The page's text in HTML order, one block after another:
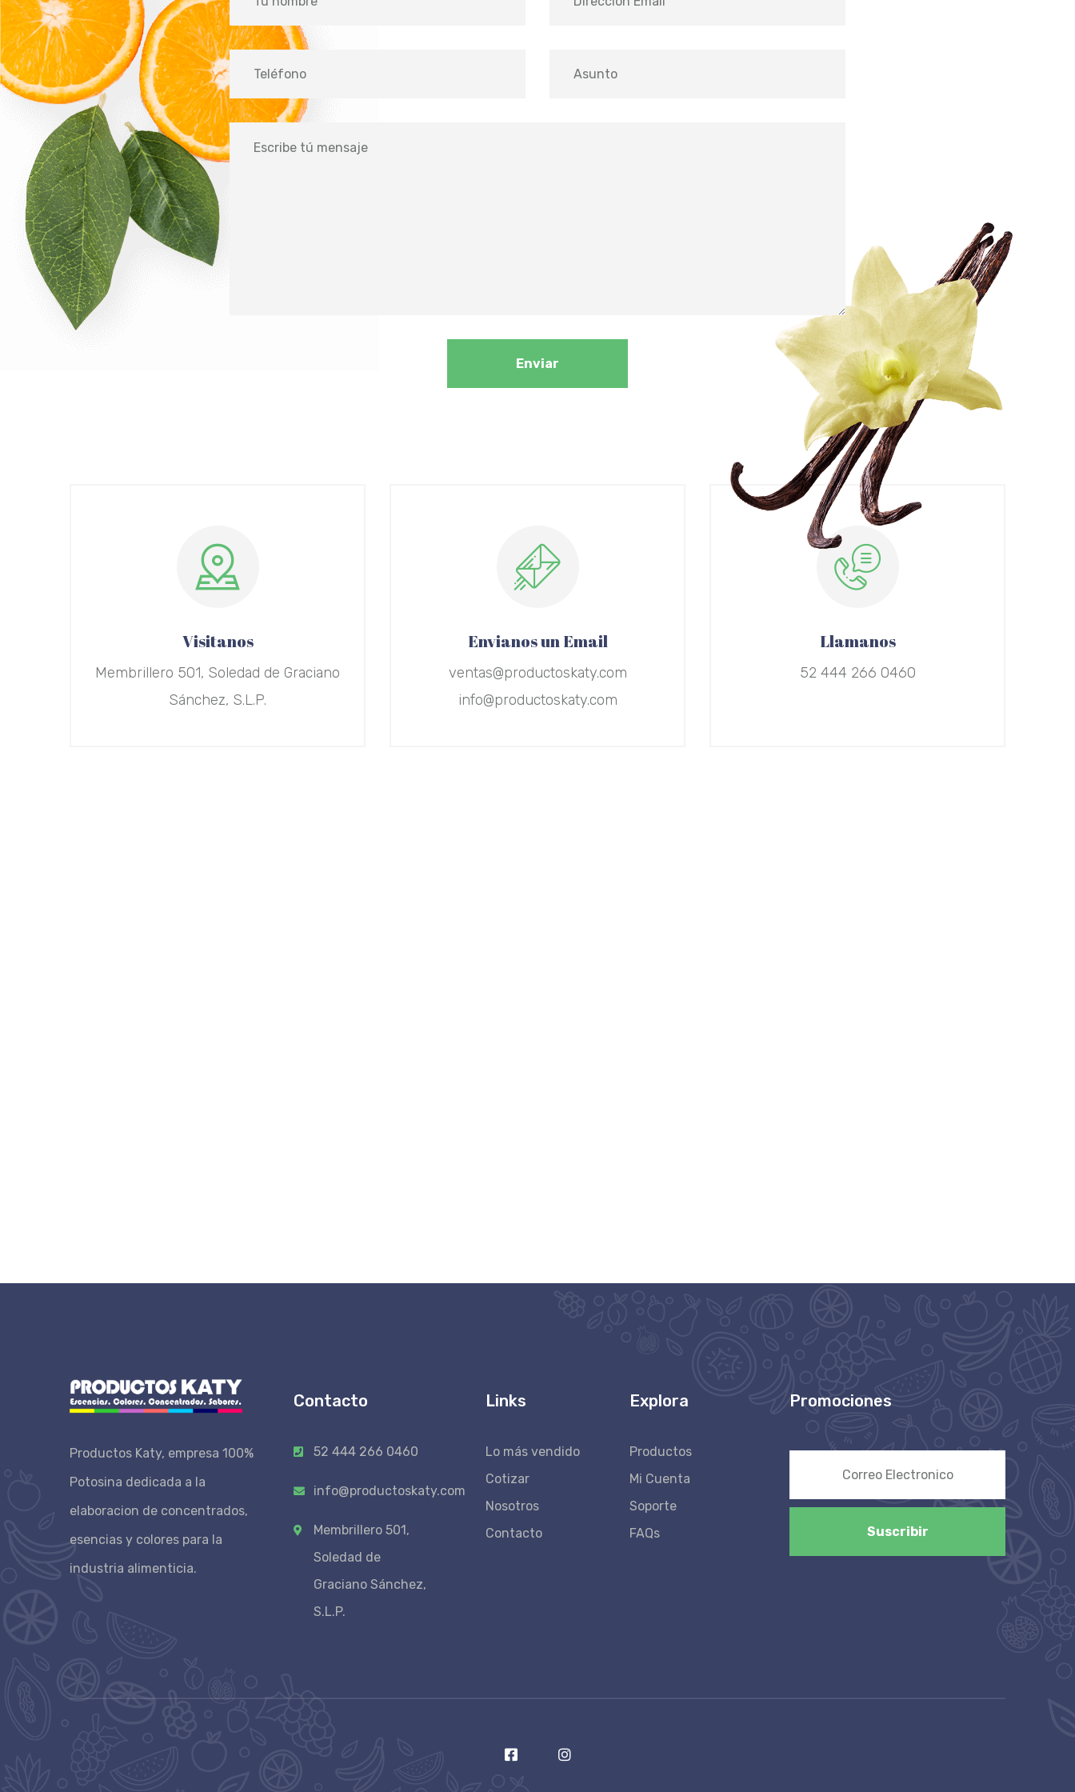
Enviar
Visitanos
Membrillero 501, Soledad de Graciano
Sánchez, S.L.P.
Envianos un Email
ventas@productoskaty.com
info@productoskaty.com
Llamanos
52 444 266 0460
Productos Katy, empresa 100%
Potosina dedicada a la
elaboracion de concentrados,
esencias y colores para la
industria alimenticia.
Contacto
52 444 266 0460
info@productoskaty.com
Membrillero 501,
Soledad de
Graciano Sánchez,
S.L.P.
Links
Lo más vendido
Cotizar
Nosotros
Contacto
Explora
Productos
Mi Cuenta
Soporte
FAQs
Promociones
Suscribir